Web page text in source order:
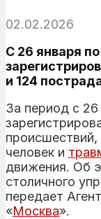
02.02.2026
С 26 января
и 124
За период с
человек и
движения. Об
столичного
передает
«Москва».